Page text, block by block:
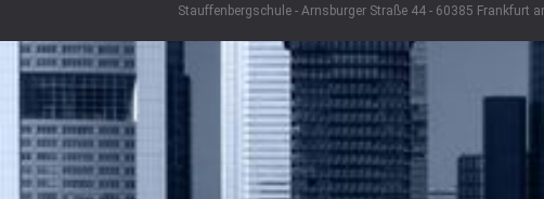
Stauffenbergschule - Arnsburger Straße 44 - 60385 Frankfurt